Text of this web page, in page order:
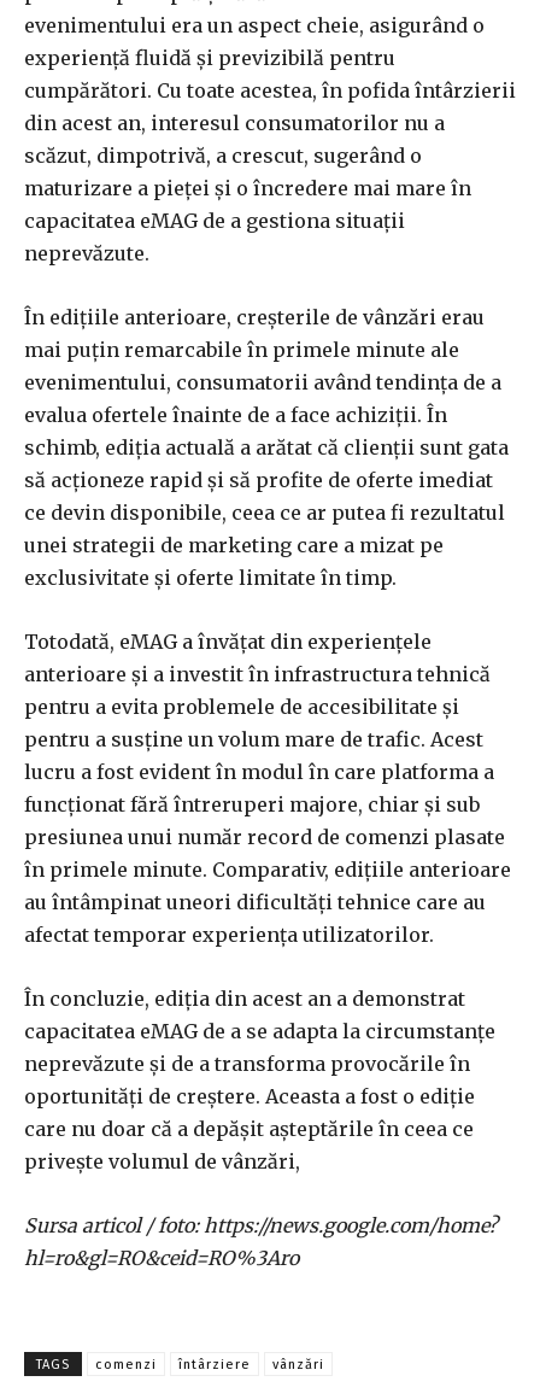
evenimentului era un aspect cheie, asigurând o
experiență fluidă și previzibilă pentru
cumpărători. Cu toate acestea, în pofida întârzierii
din acest an, interesul consumatorilor nu a
scăzut, dimpotrivă, a crescut, sugerând o
maturizare a pieței și o încredere mai mare în
capacitatea eMAG de a gestiona situații
neprevăzute.
În edițiile anterioare, creșterile de vânzări erau
mai puțin remarcabile în primele minute ale
evenimentului, consumatorii având tendința de a
evalua ofertele înainte de a face achiziții. În
schimb, ediția actuală a arătat că clienții sunt gata
să acționeze rapid și să profite de oferte imediat
ce devin disponibile, ceea ce ar putea fi rezultatul
unei strategii de marketing care a mizat pe
exclusivitate și oferte limitate în timp.
Totodată, eMAG a învățat din experiențele
anterioare și a investit în infrastructura tehnică
pentru a evita problemele de accesibilitate și
pentru a susține un volum mare de trafic. Acest
lucru a fost evident în modul în care platforma a
funcționat fără întreruperi majore, chiar și sub
presiunea unui număr record de comenzi plasate
în primele minute. Comparativ, edițiile anterioare
au întâmpinat uneori dificultăți tehnice care au
afectat temporar experiența utilizatorilor.
În concluzie, ediția din acest an a demonstrat
capacitatea eMAG de a se adapta la circumstanțe
neprevăzute și de a transforma provocările în
oportunități de creștere. Aceasta a fost o ediție
care nu doar că a depășit așteptările în ceea ce
privește volumul de vânzări,
Sursa articol / foto: https://news.google.com/home?
hl=ro&gl=RO&ceid=RO%3Aro
TAGS comenzi întârziere vânzări